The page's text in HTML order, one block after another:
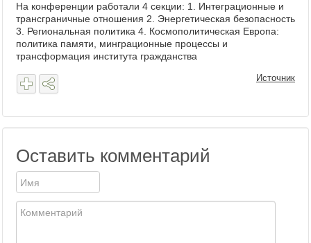
На конференции работали 4 секции: 1. Интеграционные и
трансграничные отношения 2. Энергетическая безопасность
3. Региональная политика 4. Космополитическая Европа:
политика памяти, минграционные процессы и
трансформация института гражданства
Источник
Оставить комментарий